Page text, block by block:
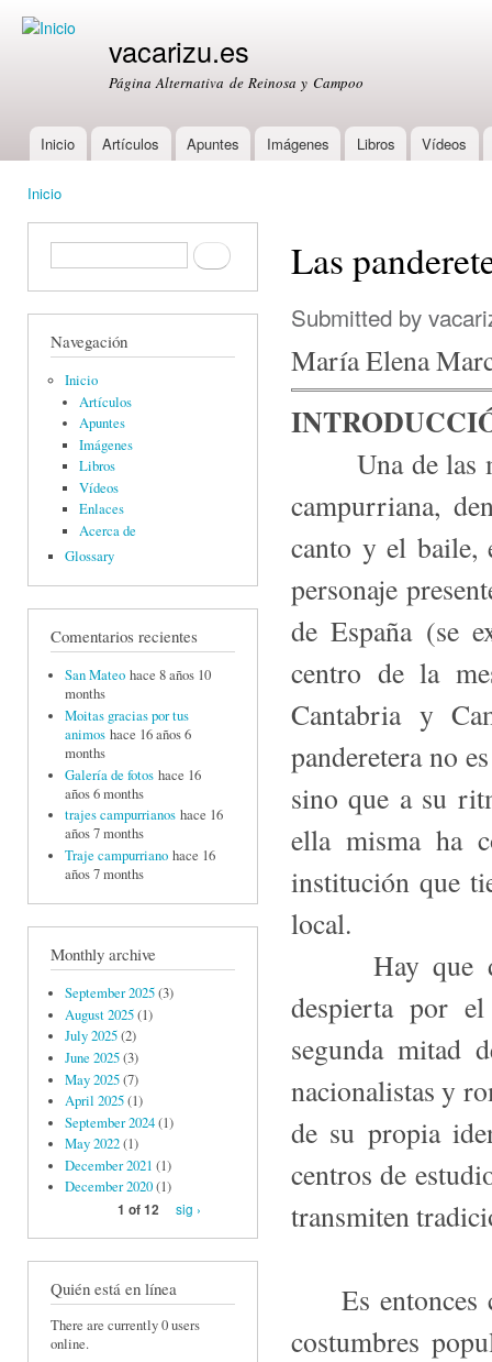
vacarizu.es
Página Alternativa de Reinosa y Campoo
Main menu
Inicio Artículos Apuntes Imágenes Libros Vídeos
Inicio
Formulario de búsquedaBuscar
Navegación
Inicio
Artículos
Apuntes
Imágenes
Libros
Vídeos
Enlaces
Acerca de
Glossary
Comentarios recientes
San Mateo hace 8 años 10
months
Moitas gracias por tus
animos hace 16 años 6
months
Galería de fotos hace 16
años 6 months
trajes campurrianos hace 16
años 7 months
Traje campurriano hace 16
años 7 months
Monthly archive
September 2025(3)
August 2025(1)
July 2025(2)
June 2025(3)
May 2025(7)
April 2025(1)
September 2024(1)
May 2022(1)
December 2021 (1)
December 2020(1)
1 of 12
sig ›
Quién está en línea
There are currently 0 users
online.
Las
Submitted by
María Elena
Una de las
campurriana,
canto y el baile,
personaje
de España (se
centro de la
Cantabria y
panderetera no
sino que a su
ella misma ha
institución que
local.
Hay que
despierta por
segunda mitad
nacionalistas y
de su propia
centros de
transmiten
Es entonces
costumbres